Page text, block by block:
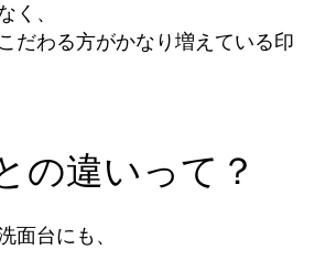
く、
だわる方がかなり増えている印
の違いって？
面台にも、